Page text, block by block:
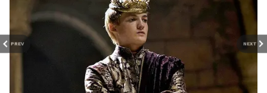
PREV NEXT
उनके इस दौरे में पति के अलावा कुछ दोस्त भी साथ थे।
संस्कृति और विरासत को जानने का एक खूबसूरत दिन
नई दिल्ली के स्वामीनारायण अक्षरधाम ने X पर एक
कहानी और अपडेट के साथ, सिर्फ Asianet News
Hindi पर।